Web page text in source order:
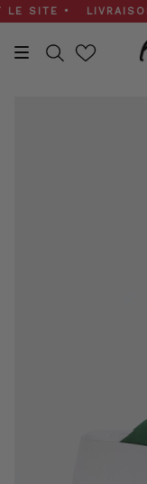
Skip
to
content
•
Recherche